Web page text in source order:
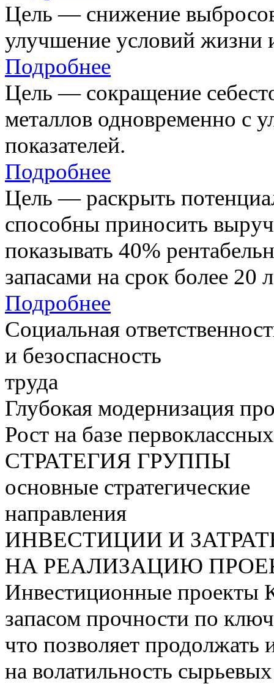
Цель — снижение
улучшение условий жизни
Подробнее
Цель — сокращение
металлов одновременно с
показателей.
Подробнее
Цель — раскрыть
способны приносить
показывать 40%
запасами на срок более 20
Подробнее
Социальная
и безоспасность
труда
Глубокая модернизация
Рост на базе
СТРАТЕГИЯ ГРУППЫ
основные стратегические
направления
ИНВЕСТИЦИИ И
НА РЕАЛИЗАЦИЮ
Инвестиционные проекты
запасом прочности по
что позволяет продолжать
на волатильность